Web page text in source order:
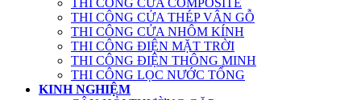
THI CÔNG CỬA COMPOSITE
THI CÔNG CỬA THÉP VÂN GỖ
THI CÔNG CỬA NHÔM KÍNH
THI CÔNG ĐIỆN MẶT TRỜI
THI CÔNG ĐIỆN THÔNG MINH
THI CÔNG LỌC NƯỚC TỔNG
KINH NGHIỆM